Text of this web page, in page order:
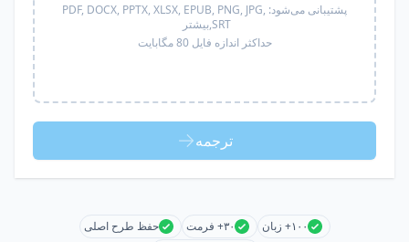
پشتیبانی می‌شود: PDF, DOCX, PPTX, XLSX, EPUB, PNG, JPG,
SRT, بیشتر
حداکثر اندازه فایل 80 مگابایت
ترجمه
۱۰۰+ زبان ۳۰+ فرمت
حفظ طرح اصلی